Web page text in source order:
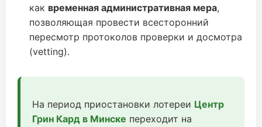
как временная административная мера,
позволяющая провести всесторонний
пересмотр протоколов проверки и досмотра
(vetting).
На период приостановки лотереи Центр
Грин Кард в Минске переходит на